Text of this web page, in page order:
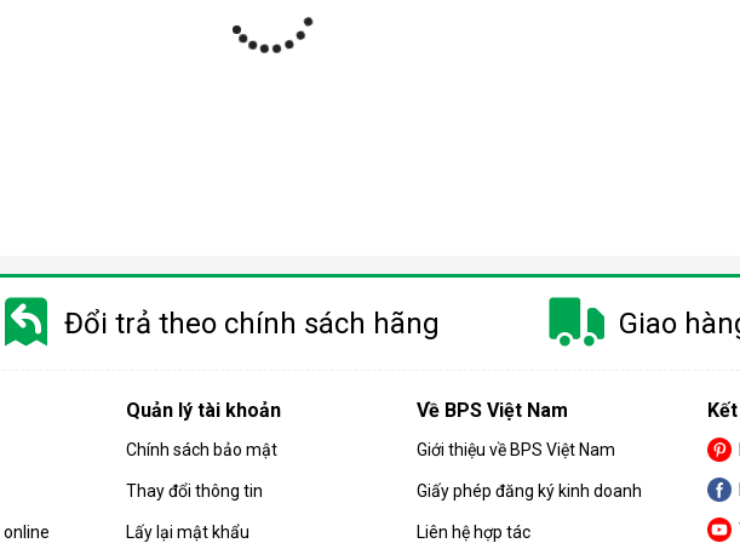
quý khách cần phải cân nhắc kỹ trước khi chọn mua sản phẩm.
hút ẩm của căn phòng. Các sản phẩm
gia đình hiện nay có công suất dao
có công suất càng cao. Và ngược lại, diện tích phòng càng nhỏ thì nên chọn máy có
có công suất 10-16 lít/ngày.
có công suất từ 10 - 18 lít/ngày.
Đổi trả theo chính sách hãng Giao
Quản lý tài khoản
Chính sách bảo mật
Thay đổi thông tin
Lấy lại mật khẩu
Về BPS Việt Nam
Giới thiệu về BPS Việt Nam
Giấy phép đăng ký kinh doanh
Liên hệ hợp tác